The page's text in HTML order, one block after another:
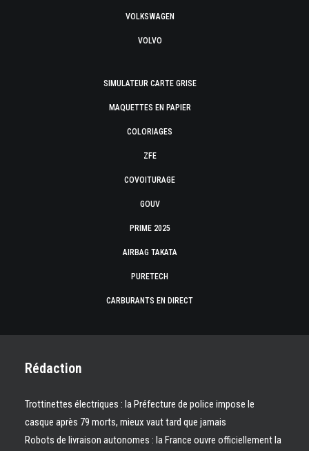
VOLKSWAGEN
VOLVO
SIMULATEUR CARTE GRISE
MAQUETTES EN PAPIER
COLORIAGES
ZFE
COVOITURAGE
GOUV
PRIME 2025
AIRBAG TAKATA
PURETECH
CARBURANTS EN DIRECT
Rédaction
Trottinettes électriques : la Préfecture de police impose le
casque après 79 morts, mieux vaut tard que jamais
Robots de livraison autonomes : la France ouvre officiellement la